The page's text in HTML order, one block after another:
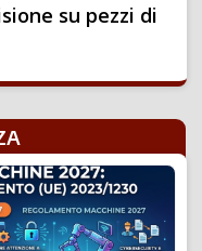
su pezzi di